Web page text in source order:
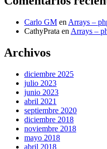
Carlo GM en Arrays –
CathyPrata en Arrays –
Archivos
diciembre 2025
julio 2023
junio 2023
abril 2021
septiembre 2020
diciembre 2018
noviembre 2018
mayo 2018
abril 2018